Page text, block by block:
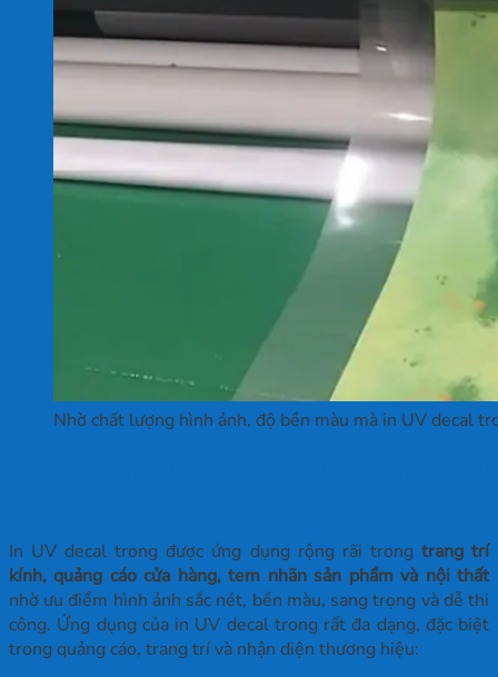
Nhờ chất lượng hình ảnh, độ bền màu mà in UV decal
In UV decal trong được ứng dụng rộng rãi trong trang trí
kính, quảng cáo cửa hàng, tem nhãn sản phẩm và nội thất
nhờ ưu điểm hình ảnh sắc nét, bền màu, sang trọng và dễ thi
công. Ứng dụng của in UV decal trong rất đa dạng, đặc biệt
trong quảng cáo, trang trí và nhận diện thương hiệu: